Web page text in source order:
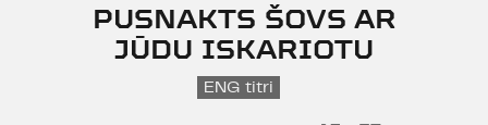
PUSNAKTS ŠOVS AR
JŪDU ISKARIOTU
ENG titri